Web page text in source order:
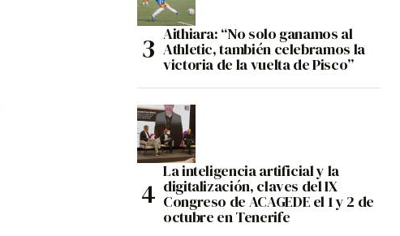
Aithiara: “No solo ganamos al
Athletic, también celebramos la
victoria de la vuelta de Pisco”
La inteligencia artificial y la
digitalización, claves del IX
Congreso de ACAGEDE el 1 y 2 de
octubre en Tenerife